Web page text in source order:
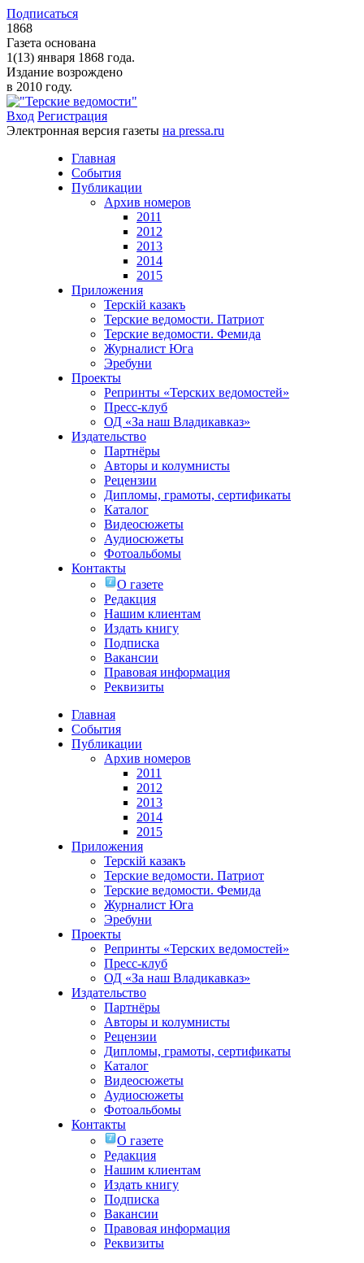
Подписаться
1868
Газета основана
1(13) января 1868 года.
Издание возрождено
в 2010 году.
Вход Регистрация
Электронная версия газеты на pressa.ru
Главная
События
Публикации
Архив номеров
2011
2012
2013
2014
2015
Приложения
Терскiй казакъ
Терские ведомости. Патриот
Терские ведомости. Фемида
Журналист Юга
Эребуни
Проекты
Репринты «Терских ведомостей»
Пресс-клуб
ОД «За наш Владикавказ»
Издательство
Партнёры
Авторы и колумнисты
Рецензии
Дипломы, грамоты, сертификаты
Каталог
Видеосюжеты
Аудиосюжеты
Фотоальбомы
Контакты
О газете
Редакция
Нашим клиентам
Издать книгу
Подписка
Вакансии
Правовая информация
Реквизиты
Главная
События
Публикации
Архив номеров
2011
2012
2013
2014
2015
Приложения
Терскiй казакъ
Терские ведомости. Патриот
Терские ведомости. Фемида
Журналист Юга
Эребуни
Проекты
Репринты «Терских ведомостей»
Пресс-клуб
ОД «За наш Владикавказ»
Издательство
Партнёры
Авторы и колумнисты
Рецензии
Дипломы, грамоты, сертификаты
Каталог
Видеосюжеты
Аудиосюжеты
Фотоальбомы
Контакты
О газете
Редакция
Нашим клиентам
Издать книгу
Подписка
Вакансии
Правовая информация
Реквизиты